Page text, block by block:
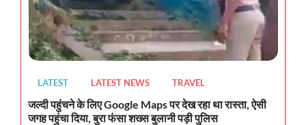
LATEST LATEST NEWS TRAVEL
जल्दी पहुंचने के लिए Google Maps पर देख रहा था रास्ता, ऐसी
जगह पहुंचा दिया, बुरा फंसा शख्स बुलानी पड़ी पुलिस